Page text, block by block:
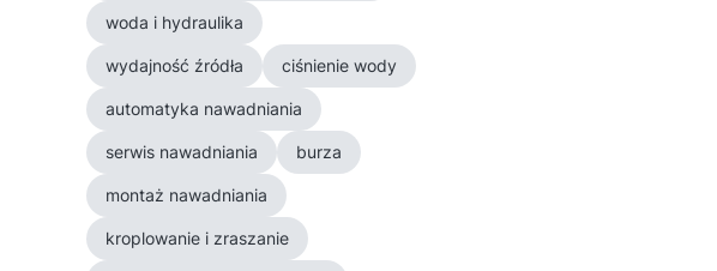
woda i hydraulika
wydajność źródła ciśnienie wody
automatyka nawadniania
serwis nawadniania burza
montaż nawadniania
kroplowanie i zraszanie